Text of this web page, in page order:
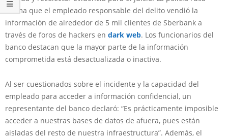
afirma que el empleado responsable del delito vendió la
información de alrededor de 5 mil clientes de Sberbank a
través de foros de hackers en dark web. Los funcionarios del
banco destacan que la mayor parte de la información
comprometida está desactualizada o inactiva.
Al ser cuestionados sobre el incidente y la capacidad del
empleado para acceder a información confidencial, un
representante del banco declaró: “Es prácticamente imposible
acceder a nuestras bases de datos de afuera, pues están
aisladas del resto de nuestra infraestructura”. Además, el